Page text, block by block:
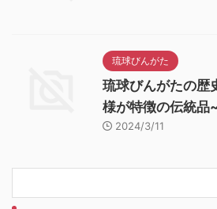
琉球びんがた
琉球びんがたの歴
様が特徴の伝統品
2024/3/11